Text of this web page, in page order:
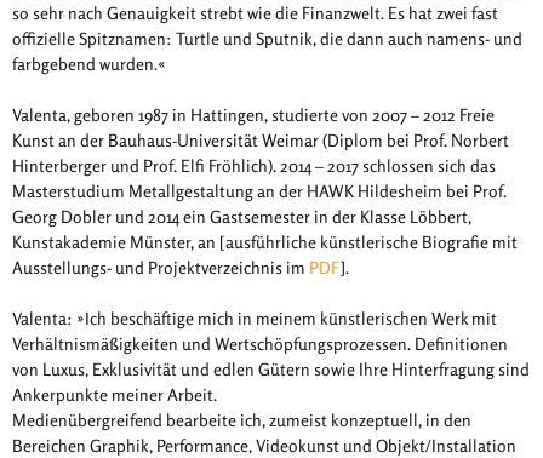
so sehr nach Genauigkeit strebt wie die Finanzwelt. Es hat zwei fast
offizielle Spitznamen: Turtle und Sputnik, die dann auch namens- und
farbgebend wurden.«
Valenta, geboren 1987 in Hattingen, studierte von 2007 – 2012 Freie
Kunst an der Bauhaus-Universität Weimar (Diplom bei Prof. Norbert
Hinterberger und Prof. Elfi Fröhlich). 2014 – 2017 schlossen sich das
Masterstudium Metallgestaltung an der HAWK Hildesheim bei Prof.
Georg Dobler und 2014 ein Gastsemester in der Klasse Löbbert,
Kunstakademie Münster, an [ausführliche künstlerische Biografie mit
Ausstellungs- und Projektverzeichnis im PDF].
Valenta: »Ich beschäftige mich in meinem künstlerischen Werk mit
Verhältnismäßigkeiten und Wertschöpfungsprozessen. Definitionen
von Luxus, Exklusivität und edlen Gütern sowie Ihre Hinterfragung sind
Ankerpunkte meiner Arbeit.
Medienübergreifend bearbeite ich, zumeist konzeptuell, in den
Bereichen Graphik, Performance, Videokunst und Objekt/Installation